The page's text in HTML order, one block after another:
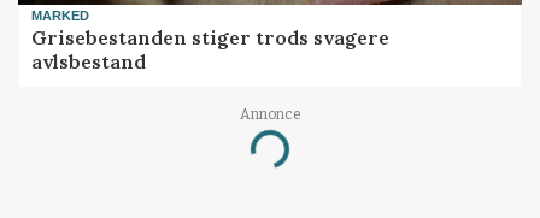
MARKED
Grisebestanden stiger trods svagere
avlsbestand
Annonce
Loading...